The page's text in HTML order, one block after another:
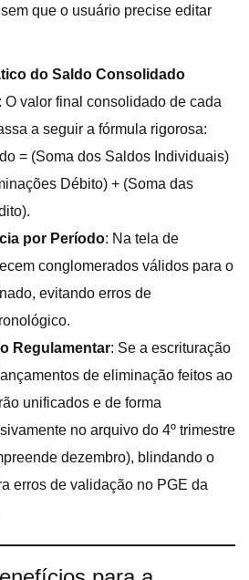
que o usuário precise editar
do Saldo Consolidado
: O valor final consolidado de cada
a seguir a fórmula rigorosa:
= (Soma dos Saldos Individuais)
Débito) + (Soma das
por Período: Na tela de
conglomerados válidos para o
evitando erros de
Regulamentar: Se a escrituração
de eliminação feitos ao
unificados e de forma
no arquivo do 4º trimestre
dezembro), blindando o
erros de validação no PGE da